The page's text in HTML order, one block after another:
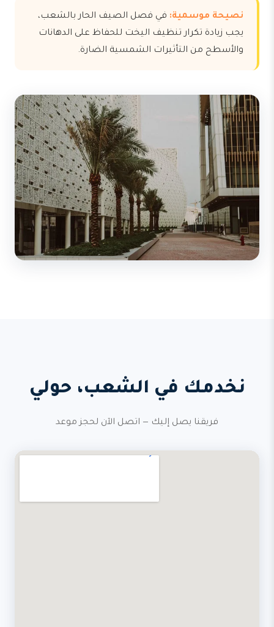
نصيحة موسمية: في فصل الصيف الحار بالشعب،
يجب زيادة تكرار تنظيف اليخت للحفاظ على الدهانات
والأسطح من التأثيرات الشمسية الضارة.
نخدمك في الشعب، حولي
فريقنا يصل إليك — اتصل الآن لحجز موعد